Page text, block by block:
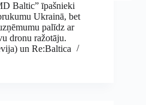
Baltic” īpašnieki
Ukrainā, bet
palīdz ar
dronu ražotāju.
un Re:Baltica